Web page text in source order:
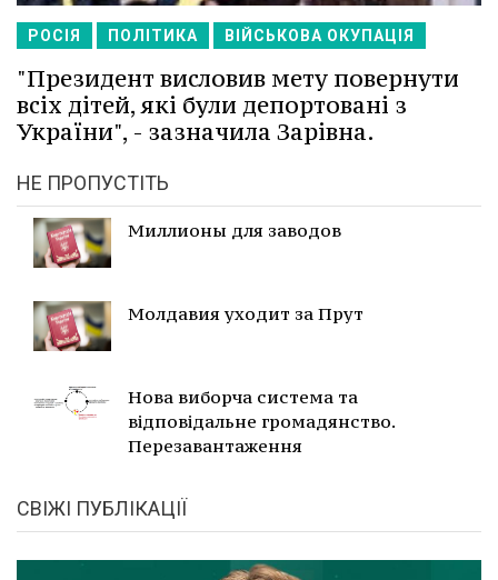
РОСІЯ ПОЛІТИКА ВІЙСЬКОВА ОКУПАЦІЯ
"Президент висловив мету повернути
всіх дітей, які були депортовані з
України", - зазначила Зарівна.
НЕ ПРОПУСТІТЬ
Миллионы для заводов
Молдавия уходит за Прут
Нова виборча система та
відповідальне громадянство.
Перезавантаження
СВІЖІ ПУБЛІКАЦІЇ